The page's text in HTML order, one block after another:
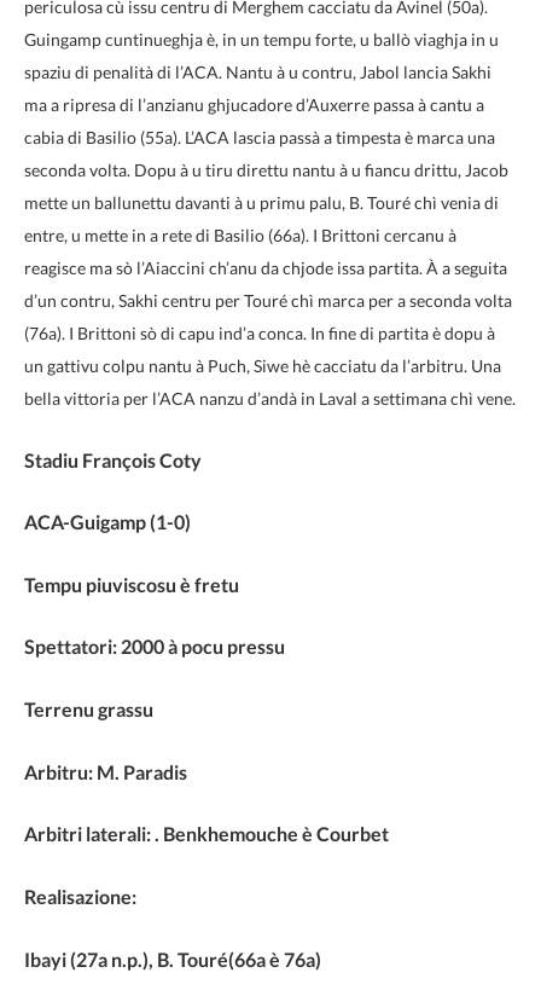
periculosa cù issu centru di Merghem cacciatu da Avinel (50a).
Guingamp cuntinueghja è, in un tempu forte, u ballò viaghja in u
spaziu di penalità di l’ACA. Nantu à u contru, Jabol lancia Sakhi
ma a ripresa di l’anzianu ghjucadore d’Auxerre passa à cantu a
cabia di Basilio (55a). L’ACA lascia passà a timpesta è marca una
seconda volta. Dopu à u tiru direttu nantu à u fiancu drittu, Jacob
mette un ballunettu davanti à u primu palu, B. Touré chì venia di
entre, u mette in a rete di Basilio (66a). I Brittoni cercanu à
reagisce ma sò l’Aiaccini ch’anu da chjode issa partita. À a seguita
d’un contru, Sakhi centru per Touré chì marca per a seconda volta
(76a). I Brittoni sò di capu ind’a conca. In fine di partita è dopu à
un gattivu colpu nantu à Puch, Siwe hè cacciatu da l’arbitru. Una
bella vittoria per l’ACA nanzu d’andà in Laval a settimana chì vene.
Stadiu François Coty
ACA-Guigamp (1-0)
Tempu piuviscosu è fretu
Spettatori: 2000 à pocu pressu
Terrenu grassu
Arbitru: M. Paradis
Arbitri laterali: . Benkhemouche è Courbet
Realisazione:
Ibayi (27a n.p.), B. Touré(66a è 76a)